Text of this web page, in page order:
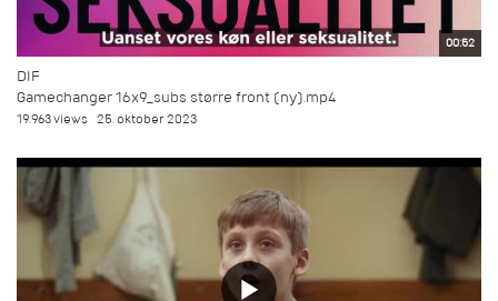
00:52
DIF
Gamechanger 16x9_subs større front (ny).mp4
19.963 views 25. oktober 2023